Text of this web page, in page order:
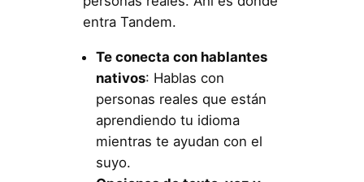
entra Tandem.
Te conecta con hablantes
nativos: Hablas con
personas reales que están
aprendiendo tu idioma
mientras te ayudan con el
suyo.